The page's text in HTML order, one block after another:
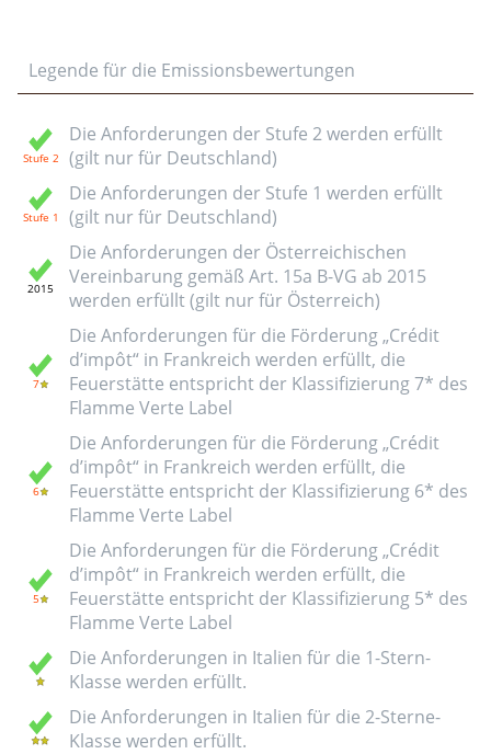
Legende für die Emissionsbewertungen
Die Anforderungen der Stufe 2 werden erfüllt
(gilt nur für Deutschland)
Die Anforderungen der Stufe 1 werden erfüllt
(gilt nur für Deutschland)
Die Anforderungen der Österreichischen
Vereinbarung gemäß Art. 15a B-VG ab 2015
werden erfüllt (gilt nur für Österreich)
Die Anforderungen für die Förderung „Crédit
d’impôt“ in Frankreich werden erfüllt, die
Feuerstätte entspricht der Klassifizierung 7* des
Flamme Verte Label
Die Anforderungen für die Förderung „Crédit
d’impôt“ in Frankreich werden erfüllt, die
Feuerstätte entspricht der Klassifizierung 6* des
Flamme Verte Label
Die Anforderungen für die Förderung „Crédit
d’impôt“ in Frankreich werden erfüllt, die
Feuerstätte entspricht der Klassifizierung 5* des
Flamme Verte Label
Die Anforderungen in Italien für die 1-Stern-
Klasse werden erfüllt.
Die Anforderungen in Italien für die 2-Sterne-
Klasse werden erfüllt.